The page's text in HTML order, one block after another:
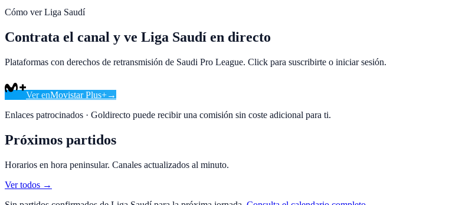
Cómo verLiga Saudí
Contrata el canal y ve Liga Saudí en directo
Plataformas con derechos de retransmisión de Saudi Pro League. Click para suscribirte o iniciar sesión.
Ver enMovistar Plus+→
Enlaces patrocinados · Goldirecto puede recibir una comisión sin coste adicional para ti.
Próximos partidos
Horarios en hora peninsular. Canales actualizados al minuto.
Ver todos →